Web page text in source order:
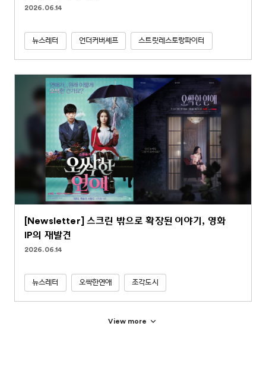
2026.06.14
뉴스레터 언더커버셰프 스트릿레스토랑파이터
[Newsletter] 스크린 밖으로 확장된 이야기, 영화
IP의 재발견
2026.06.14
뉴스레터 오싹한연애 조각도시
View more